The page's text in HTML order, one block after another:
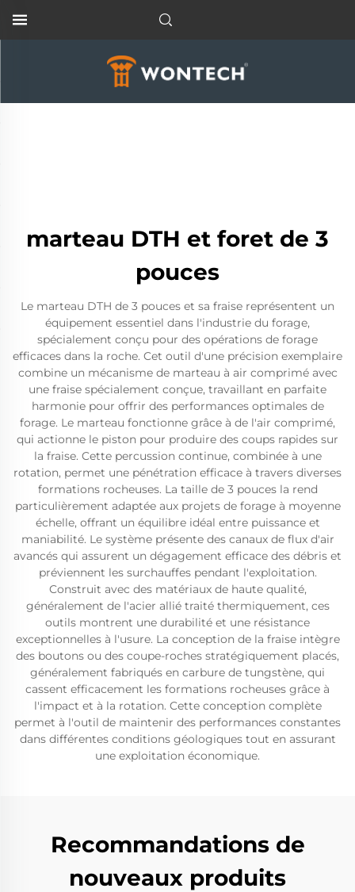
marteau DTH et foret de 3
pouces
Le marteau DTH de 3 pouces et sa fraise représentent un
équipement essentiel dans l'industrie du forage,
spécialement conçu pour des opérations de forage
efficaces dans la roche. Cet outil d'une précision exemplaire
combine un mécanisme de marteau à air comprimé avec
une fraise spécialement conçue, travaillant en parfaite
harmonie pour offrir des performances optimales de
forage. Le marteau fonctionne grâce à de l'air comprimé,
qui actionne le piston pour produire des coups rapides sur
la fraise. Cette percussion continue, combinée à une
rotation, permet une pénétration efficace à travers diverses
formations rocheuses. La taille de 3 pouces la rend
particulièrement adaptée aux projets de forage à moyenne
échelle, offrant un équilibre idéal entre puissance et
maniabilité. Le système présente des canaux de flux d'air
avancés qui assurent un dégagement efficace des débris et
préviennent les surchauffes pendant l'exploitation.
Construit avec des matériaux de haute qualité,
généralement de l'acier allié traité thermiquement, ces
outils montrent une durabilité et une résistance
exceptionnelles à l'usure. La conception de la fraise intègre
des boutons ou des coupe-roches stratégiquement placés,
généralement fabriqués en carbure de tungstène, qui
cassent efficacement les formations rocheuses grâce à
l'impact et à la rotation. Cette conception complète
permet à l'outil de maintenir des performances constantes
dans différentes conditions géologiques tout en assurant
une exploitation économique.
Recommandations de
nouveaux produits